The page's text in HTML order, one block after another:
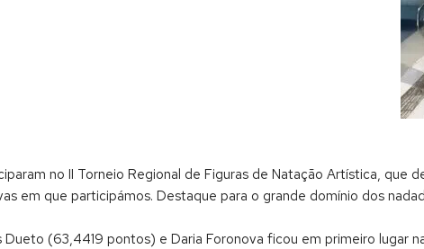
no II Torneio Regional de Figuras de Natação Artística, que
em que participámos. Destaque para o grande domínio dos
(63,4419 pontos) e Daria Foronova ficou em primeiro lugar